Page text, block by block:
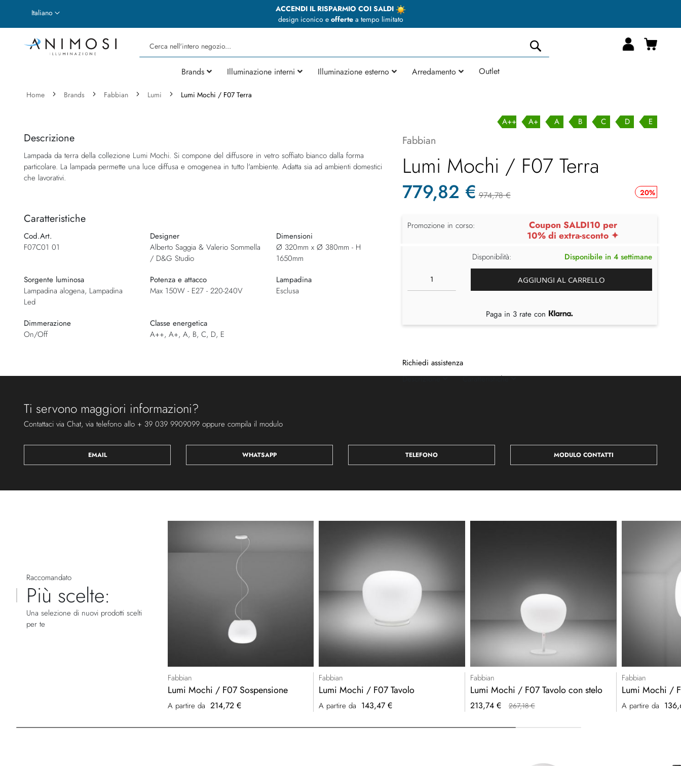
ACCENDI IL RISPARMIO COI SALDI
design iconico e offertea tempo limitato
Lingua
Italiano
Cerca Cerca
Carrello
Brands Illuminazione interni Illuminazione esterno Arredamento Outlet
Home Brands Fabbian Lumi Lumi Mochi / F07 Terra
fine
galleria
di
immagini
della
di
immagini
Descrizione
Lampada da terra della collezione Lumi Mochi. Si compone del diffusore in vetro soffiato bianco dalla forma
particolare. La lampada permette una luce diffusa e omogenea in tutto l'ambiente. Adatta sia ad ambienti domestici
che lavorativi.
Caratteristiche
Cod.Art.
F07C01 01
Designer
Alberto Saggia & Valerio Sommella
/ D&G Studio
Dimensioni
Ø 320mm x Ø 380mm - H
1650mm
Sorgente luminosa
Lampadina alogena, Lampadina
Led
Potenza e attacco
Max 150W - E27 - 220-240V
Lampadina
Esclusa
Dimmerazione
On/Off
Classe energetica
A++, A+, A, B, C, D, E
A++ A+ A B C D E
Fabbian
Lumi Mochi / F07 Terra
20%
779,82 € 974,78 €
Promozione in corso:
Coupon SALDI10 per
10% di extra-sconto ✦
Disponibilità: Disponibile in 4 settimane
AGGIUNGI AL CARRELLO
Paga in 3 rate con
Richiedi assistenza
Descrizione
Caratteristiche
Ti servono maggiori informazioni?
Contattaci via Chat, via telefono allo + 39 039 9909099 oppure compila il modulo
EMAIL WHATSAPP TELEFONO MODULO CONTATTI
Raccomandato
Più scelte:
Una selezione di nuovi prodotti scelti
per te
Fabbian
Lumi Mochi / F07 Sospensione
A partire da 214,72 €
Fabbian
Lumi Mochi / F07 Tavolo
A partire da 143,47 €
Fabbian
Lumi Mochi / F07 Tavolo con stelo
Prezzo
213,74 € 267,18 €
Fabbian
Lumi Mochi /
A partire da